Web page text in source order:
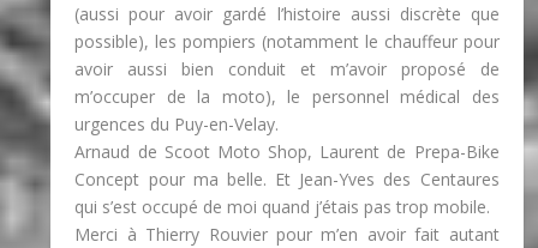
(aussi pour avoir gardé l’histoire aussi discrète que
possible), les pompiers (notamment le chauffeur pour
avoir aussi bien conduit et m’avoir proposé de
m’occuper de la moto), le personnel médical des
urgences du Puy-en-Velay.
Arnaud de Scoot Moto Shop, Laurent de Prepa-Bike
Concept pour ma belle. Et Jean-Yves des Centaures
qui s’est occupé de moi quand j’étais pas trop mobile.
Merci à Thierry Rouvier pour m’en avoir fait autant